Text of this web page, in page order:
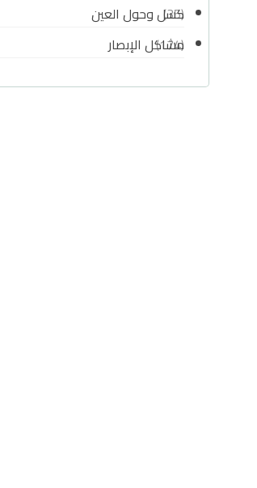
كسل وحول العين(35)
مشاكل الإبصار(174)